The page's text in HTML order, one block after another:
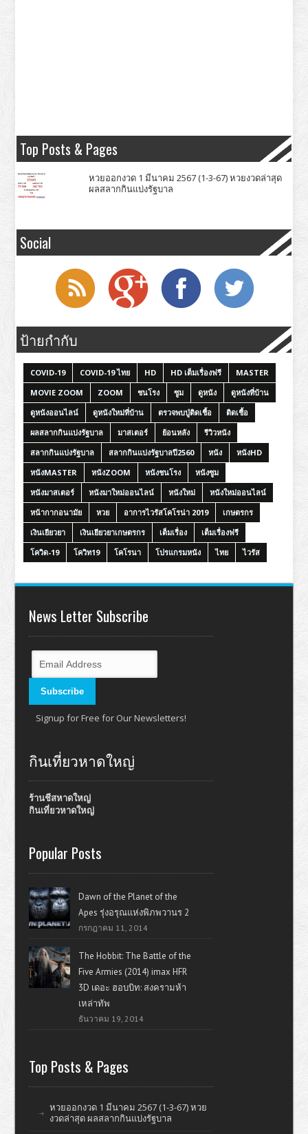
Top Posts & Pages
หวยออกงวด 1 มีนาคม 2567 (1-3-67) หวยงวดล่าสุด
ผลสลากกินแบ่งรัฐบาล
Social
ป้ายกำกับ
COVID-19 COVID-19 ไทย HD HD เต็มเรื่องฟรี
MASTER
MOVIE ZOOM
ZOOM ชนโรง ซูม ดูหนัง
ดูหนังที่บ้าน
ดูหนังออนไลน์
ดูหนังใหม่ที่บ้าน ตรวจพบปู่ติดเชื้อ
ติดเชื้อ
ผลสลากกินแบ่งรัฐบาล
มาสเตอร์ ย้อนหลัง
รีวิวหนัง
สลากกินแบ่งรัฐบาล
สลากกินแบ่งรัฐบาลปี2560 หนัง
หนังHD
หนังMASTER
หนังZOOM หนังชนโรง
หนังซูม
หนังมาสเตอร์
หนังมาใหม่ออนไลน์ หนังใหม่
หนังใหม่ออนไลน์
หน้ากากอนามัย
หวย อาการไวรัสโคโรน่า 2019
เกษตรกร
เงินเยียวยา
เงินเยียวยาเกษตรกร เต็มเรื่อง
เต็มเรื่องฟรี
โควิด-19
โควิท19 โคโรนา โปรแกรมหนัง ไทย ไวรัส
News Letter Subscribe
Signup for Free for Our Newsletters!
กินเที่ยวหาดใหญ่
ร้านชีสหาดใหญ่
กินเที่ยวหาดใหญ่
Popular Posts
Dawn of the Planet of the
Apes รุ่งอรุณแห่งพิภพวานร 2
กรกฎาคม 11, 2014
The Hobbit: The Battle of the
Five Armies (2014) imax HFR
3D เดอะ ฮอบบิท: สงครามห้า
เหล่าทัพ
ธันวาคม 19, 2014
Top Posts & Pages
หวยออกงวด 1 มีนาคม 2567 (1-3-67) หวย
งวดล่าสุด ผลสลากกินแบ่งรัฐบาล